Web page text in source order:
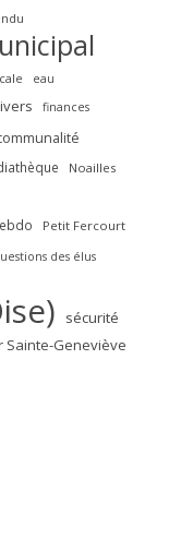
eau
finances
Noailles
Petit Fercourt
des élus
sécurité
Sainte-Geneviève